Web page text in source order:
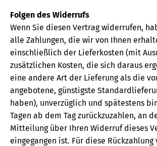
Folgen des Widerrufs
Wenn Sie diesen Vertrag widerrufen,
alle Zahlungen, die wir von Ihnen
einschließlich der Lieferkosten (mit
zusätzlichen Kosten, die sich daraus
eine andere Art der Lieferung als die
angebotene, günstigste
haben), unverzüglich und spätestens
Tagen ab dem Tag zurückzuzahlen, an
Mitteilung über Ihren Widerruf dieses
eingegangen ist. Für diese